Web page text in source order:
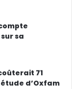
sa
71
d’Oxfam